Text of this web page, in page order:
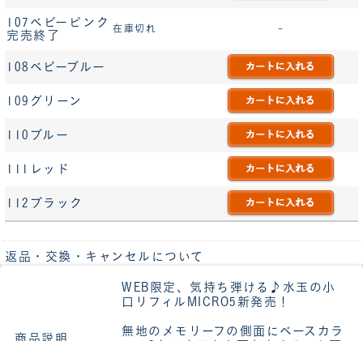
107ベビーピンク
完売終了
在庫切れ -
108ベビーブルー
109グリーン
110ブルー
111レッド
112ブラック
返品・交換・キャンセルについて
商品説明
WEB限定、気持ち弾ける♪水玉の小
口リフィルMICRO5新発売！
無地のメモリーフの側面にベースカラ